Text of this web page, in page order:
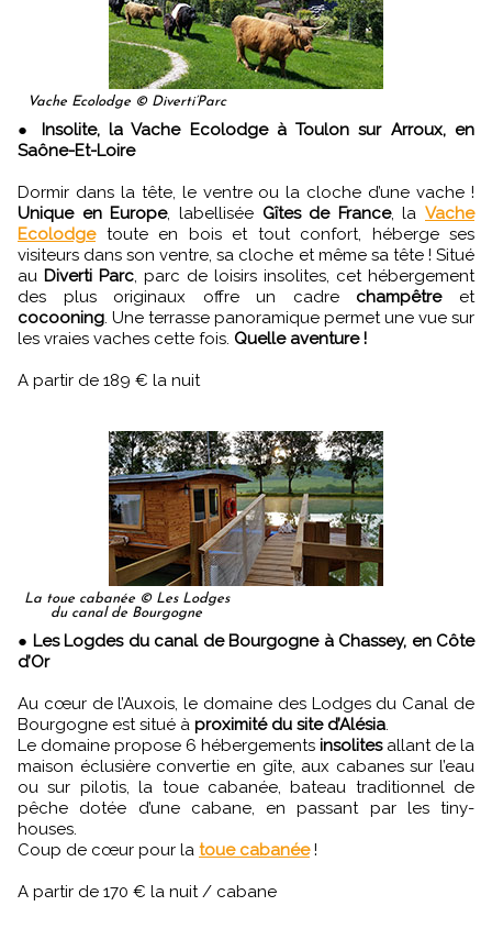
Vache Ecolodge © Diverti’Parc
Insolite, la Vache Ecolodge à Toulon sur Arroux, en
Saône-Et-Loire
Dormir dans la tête, le ventre ou la cloche d’une vache !
Unique en Europe, labellisée Gîtes de France, la Vache
Ecolodgetoute en bois et tout confort, héberge ses
visiteurs dans son ventre, sa cloche et même sa tête ! Situé
au Diverti Parc , parc de loisirs insolites, cet hébergement
des plus originaux offre un cadre champêtreet
cocooning . Une terrasse panoramique permet une vue sur
les vraies vaches cette fois. Quelle aventure !
A partir de 189 € la nuit
La toue cabanée © Les Lodges
du canal de Bourgogne
Les Logdes du canal de Bourgogne à Chassey, en Côte
d’Or
Au cœur de l’Auxois, le domaine des Lodges du Canal de
Bourgogne est situé à proximité du site d’Alésia
Le domaine propose 6 hébergements insolitesallant de la
maison éclusière convertie en gîte, aux cabanes sur l’eau
ou sur pilotis, la toue cabanée, bateau traditionnel de
pêche dotée d’une cabane, en passant par les tiny-
houses.
Coup de cœur pour la toue cabanée!
A partir de 170 € la nuit / cabane